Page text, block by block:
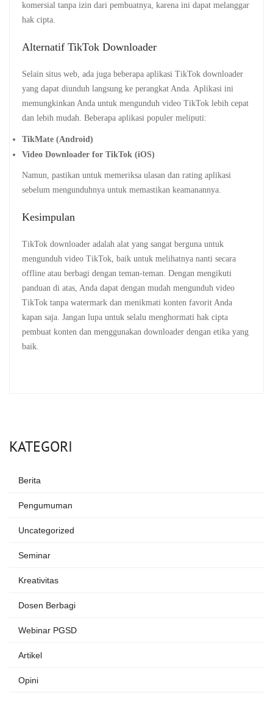
komersial tanpa izin dari pembuatnya, karena ini dapat melanggar
hak cipta.
Alternatif TikTok Downloader
Selain situs web, ada juga beberapa aplikasi TikTok downloader
yang dapat diunduh langsung ke perangkat Anda. Aplikasi ini
memungkinkan Anda untuk mengunduh video TikTok lebih cepat
dan lebih mudah. Beberapa aplikasi populer meliputi:
TikMate (Android)
Video Downloader for TikTok (iOS)
Namun, pastikan untuk memeriksa ulasan dan rating aplikasi
sebelum mengunduhnya untuk memastikan keamanannya.
Kesimpulan
TikTok downloader adalah alat yang sangat berguna untuk
mengunduh video TikTok, baik untuk melihatnya nanti secara
offline atau berbagi dengan teman-teman. Dengan mengikuti
panduan di atas, Anda dapat dengan mudah mengunduh video
TikTok tanpa watermark dan menikmati konten favorit Anda
kapan saja. Jangan lupa untuk selalu menghormati hak cipta
pembuat konten dan menggunakan downloader dengan etika yang
baik.
KATEGORI
Berita
Pengumuman
Uncategorized
Seminar
Kreativitas
Dosen Berbagi
Webinar PGSD
Artikel
Opini